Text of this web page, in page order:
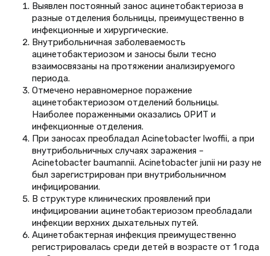
Выявлен постоянный занос ацинетобактериоза в
разные отделения больницы, преимущественно в
инфекционные и хирургические.
Внутрибольничная заболеваемость
ацинетобактериозом и заносы были тесно
взаимосвязаны на протяжении анализируемого
периода.
Отмечено неравномерное поражение
ацинетобактериозом отделений больницы.
Наиболее пораженными оказались ОРИТ и
инфекционные отделения.
При заносах преобладал Acinetobacter lwoffii, а при
внутрибольничных случаях заражения –
Acinetobacter baumannii. Acinetobacter junii ни разу не
был зарегистрирован при внутрибольничном
инфицировании.
В структуре клинических проявлений при
инфицировании ацинетобактериозом преобладали
инфекции верхних дыхательных путей.
Ацинетобактерная инфекция преимущественно
регистрировалась среди детей в возрасте от 1 года